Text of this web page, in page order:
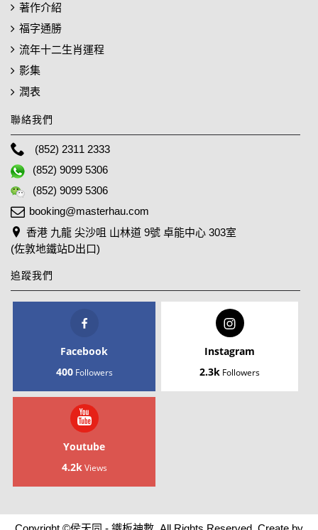
著作介紹
福字通勝
流年十二生肖運程
影集
潤表
聯絡我們
(852) 2311 2333
(852) 9099 5306
(852) 9099 5306
booking@masterhau.com
香港 九龍 尖沙咀 山林道 9號 卓能中心 303室
(佐敦地鐵站D出口)
追蹤我們
Facebook
400 Followers
Instagram
2.3k Followers
Youtube
4.2k Views